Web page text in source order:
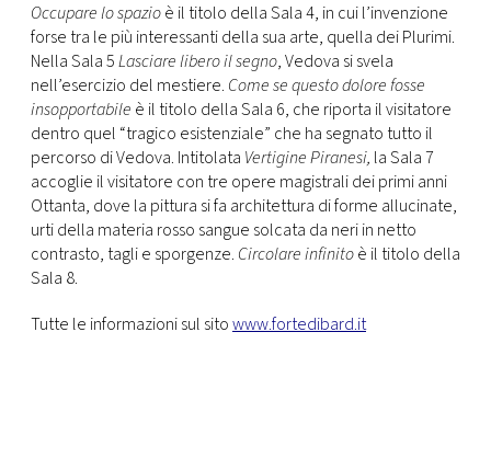
Occupare lo spazioè il titolo della Sala 4, in cui l’invenzione
forse tra le più interessanti della sua arte, quella dei Plurimi.
Nella Sala 5Lasciare libero il segno, Vedova si svela
nell’esercizio del mestiere. Come se questo dolore fosse
insopportabile è il titolo della Sala 6, che riporta il visitatore
dentro quel “tragico esistenziale” che ha segnato tutto il
percorso di Vedova. Intitolata Vertigine Piranesi, la Sala 7
accoglie il visitatore con tre opere magistrali dei primi anni
Ottanta, dove la pittura si fa architettura di forme allucinate,
urti della materia rosso sangue solcata da neri in netto
contrasto, tagli e sporgenze. Circolare infinitoè il titolo della
Sala 8.
Tutte le informazioni sul sitowww.fortedibard.it